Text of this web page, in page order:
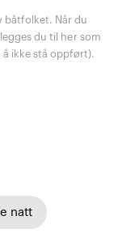
båtfolket. Når du
du til her som
ikke stå oppført).
natt